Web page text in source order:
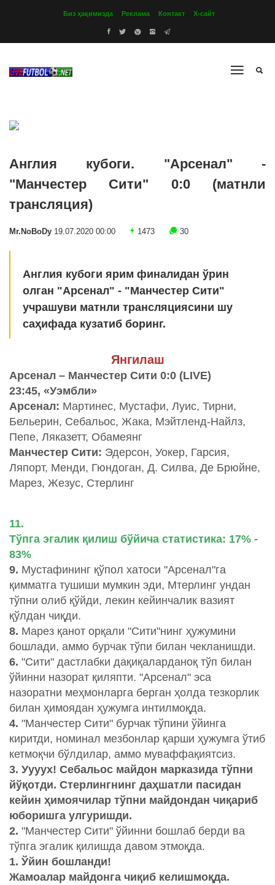
Биз ҳақимизда Реклама Контакт Х-сайт
Англия кубоги. "Арсенал" -
"Манчестер Сити" 0:0 (матнли
трансляция)
Mr.NoBoDy 19.07.2020 00:00 1473 30
Англия кубоги ярим финалидан ўрин
олган "Арсенал" - "Манчестер Сити"
учрашуви матнли трансляциясини шу
саҳифада кузатиб боринг.
Янгилаш
Арсенал – Манчестер Сити 0:0 (LIVE)
23:45, «Уэмбли»
Арсенал: Мартинес, Мустафи, Луис, Тирни,
Бельерин, Себальос, Жака, Мэйтленд-Найлз,
Пепе, Ляказетт, Обамеянг
Манчестер Сити: Эдерсон, Уокер, Гарсия,
Ляпорт, Менди, Гюндоган, Д. Силва, Де Брюйне,
Марез, Жезус, Стерлинг
11.
Тўпга эгалик қилиш бўйича статистика: 17% -
83%
9. Мустафининг қўпол хатоси "Арсенал"га
қимматга тушиши мумкин эди, Мтерлинг ундан
тўпни олиб қўйди, лекин кейинчалик вазият
қўлдан чиқди.
8. Марез қанот орқали "Сити"нинг ҳужумини
бошлади, аммо бурчак тўпи билан чекланишди.
6. "Сити" дастлабки дақиқаларданоқ тўп билан
ўйинни назорат қиляпти. "Арсенал" эса
назоратни меҳмонларга берган ҳолда тезкорлик
билан ҳимоядан ҳужумга интилмоқда.
4. "Манчестер Сити" бурчак тўпини ўйинга
киритди, номинал мезбонлар қарши ҳужумга ўтиб
кетмоқчи бўлдилар, аммо муваффақиятсиз.
3. Уууух! Себальос майдон марказида тўпни
йўқотди. Стерлингнинг даҳшатли пасидан
кейин ҳимоячилар тўпни майдондан чиқариб
юборишга улгуришди.
2. "Манчестер Сити" ўйинни бошлаб берди ва
тўпга эгалик қилишда давом этмоқда.
1. Ўйин бошланди!
Жамоалар майдонга чиқиб келишмоқда.